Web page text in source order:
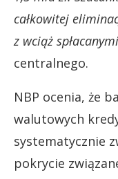
całkowitej
z wciąż
centralnego.
NBP ocenia, że
walutowych
systematycznie
pokrycie